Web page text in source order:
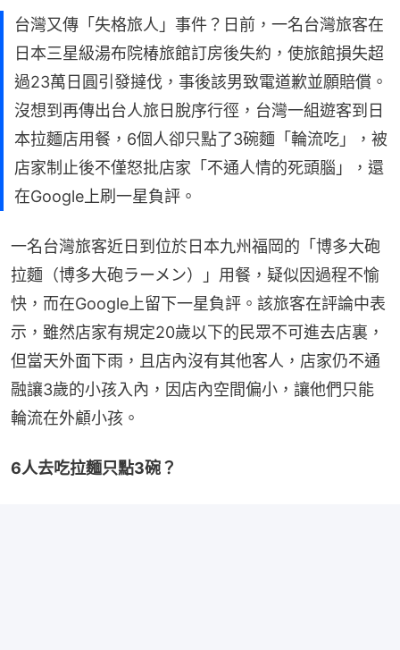
台灣又傳「失格旅人」事件？日前，一名台灣旅客在
日本三星級湯布院椿旅館訂房後失約，使旅館損失超
過23萬日圓引發撻伐，事後該男致電道歉並願賠償。
沒想到再傳出台人旅日脫序行徑，台灣一組遊客到日
本拉麵店用餐，6個人卻只點了3碗麵「輪流吃」，被
店家制止後不僅怒批店家「不通人情的死頭腦」，還
在Google上刷一星負評。
一名台灣旅客近日到位於日本九州福岡的「博多大砲
拉麵（博多大砲ラーメン）」用餐，疑似因過程不愉
快，而在Google上留下一星負評。該旅客在評論中表
示，雖然店家有規定20歲以下的民眾不可進去店裏，
但當天外面下雨，且店內沒有其他客人，店家仍不通
融讓3歲的小孩入內，因店內空間偏小，讓他們只能
輪流在外顧小孩。
6人去吃拉麵只點3碗？